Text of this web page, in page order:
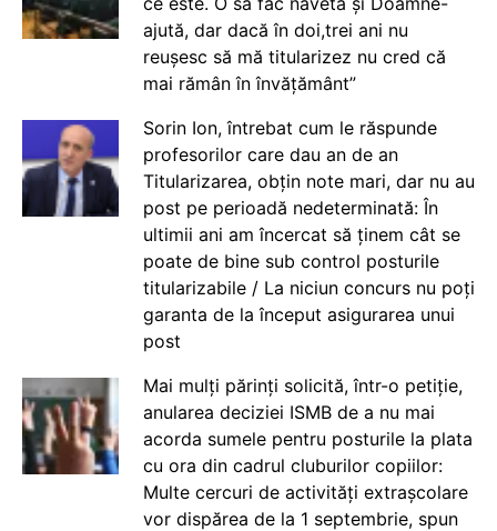
ajută, dar dacă în doi,trei ani nu
reușesc să mă titularizez nu cred că
mai rămân în învățământ”
Sorin Ion, întrebat cum le răspunde
profesorilor care dau an de an
Titularizarea, obțin note mari, dar nu au
post pe perioadă nedeterminată: În
ultimii ani am încercat să ținem cât se
poate de bine sub control posturile
titularizabile / La niciun concurs nu poți
garanta de la început asigurarea unui
post
Mai mulți părinți solicită, într-o petiție,
anularea deciziei ISMB de a nu mai
acorda sumele pentru posturile la plata
cu ora din cadrul cluburilor copiilor:
Multe cercuri de activități extrașcolare
vor dispărea de la 1 septembrie, spun